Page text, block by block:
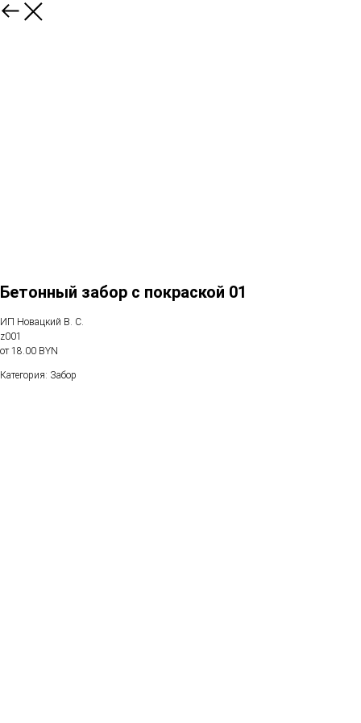
Бетонный забор с покраской 01
ИП Новацкий В. С.
z001
от 18.00 BYN
Категория: Забор